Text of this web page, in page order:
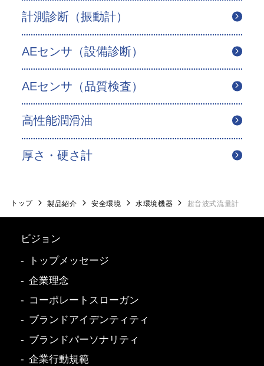
計測診断（振動計）
AEセンサ（設備診断）
AEセンサ（品質検査）
高性能潤滑油
厚さ・硬さ計
トップ 製品紹介 安全環境 水環境機器 超音波式流量計
ビジョン
トップメッセージ
企業理念
コーポレートスローガン
ブランドアイデンティティ
ブランドパーソナリティ
企業行動規範